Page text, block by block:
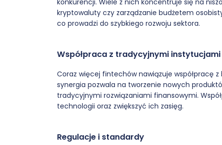
kryptowaluty czy zarządzanie budżetem
co prowadzi do szybkiego rozwoju sektora.
Współpraca z tradycyjnymi
Coraz więcej fintechów nawiązuje współpracę
synergia pozwala na tworzenie nowych
tradycyjnymi rozwiązaniami finansowymi.
technologii oraz zwiększyć ich zasięg.
Regulacje i standardy